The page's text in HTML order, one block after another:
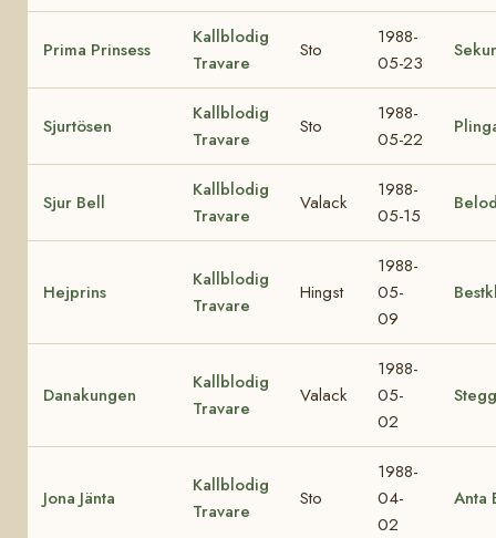
Prima Prinsess
Kallblodig
Travare
Sto
1988-
05-23
Sjurtösen
Kallblodig
Travare
Sto
1988-
05-22
Sjur Bell
Kallblodig
Travare
Valack
1988-
05-15
Hejprins
Kallblodig
Travare
Hingst
1988-
05-
09
Danakungen
Kallblodig
Travare
Valack
1988-
05-
02
Jona Jänta
Kallblodig
Travare
Sto
1988-
04-
02
Anta